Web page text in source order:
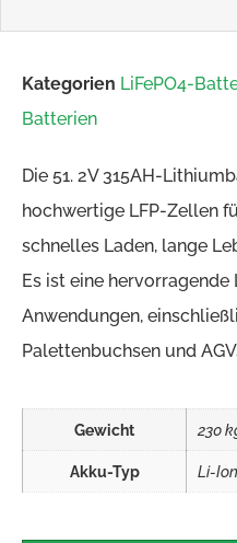
Kategorien LiFePO4-
Batterien
Die 51. 2V 315AH-
hochwertige LFP-Zellen
schnelles Laden, lange
Es ist eine
Anwendungen,
Palettenbuchsen und
Gewicht 230
Akku-Typ Li-